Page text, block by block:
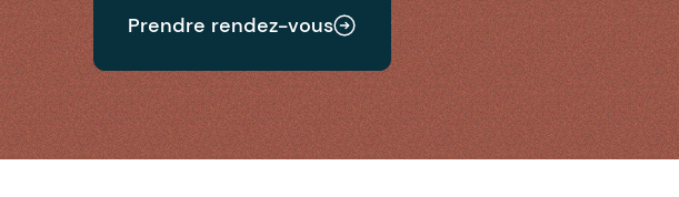
Prendre rendez-vous